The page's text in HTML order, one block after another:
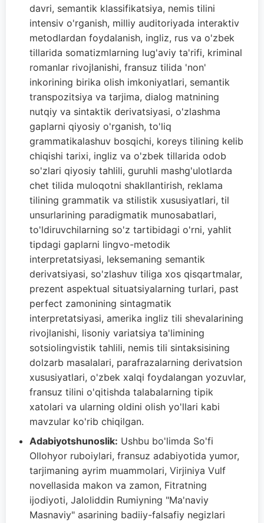
davri, semantik klassifikatsiya, nemis tilini
intensiv o'rganish, milliy auditoriyada interaktiv
metodlardan foydalanish, ingliz, rus va o'zbek
tillarida somatizmlarning lug'aviy ta'rifi, kriminal
romanlar rivojlanishi, fransuz tilida 'non'
inkorining birika olish imkoniyatlari, semantik
transpozitsiya va tarjima, dialog matnining
nutqiy va sintaktik derivatsiyasi, o'zlashma
gaplarni qiyosiy o'rganish, to'liq
grammatikalashuv bosqichi, koreys tilining kelib
chiqishi tarixi, ingliz va o'zbek tillarida odob
so'zlari qiyosiy tahlili, guruhli mashg'ulotlarda
chet tilida muloqotni shakllantirish, reklama
tilining grammatik va stilistik xususiyatlari, til
unsurlarining paradigmatik munosabatlari,
to'ldiruvchilarning so'z tartibidagi o'rni, yahlit
tipdagi gaplarni lingvo-metodik
interpretatsiyasi, leksemaning semantik
derivatsiyasi, so'zlashuv tiliga xos qisqartmalar,
prezent aspektual situatsiyalarning turlari, past
perfect zamonining sintagmatik
interpretatsiyasi, amerika ingliz tili shevalarining
rivojlanishi, lisoniy variatsiya ta'limining
sotsiolingvistik tahlili, nemis tili sintaksisining
dolzarb masalalari, parafrazalarning derivatsion
xususiyatlari, o'zbek xalqi foydalangan yozuvlar,
fransuz tilini o'qitishda talabalarning tipik
xatolari va ularning oldini olish yo'llari kabi
mavzular ko'rib chiqilgan.
Adabiyotshunoslik: Ushbu bo'limda So'fi
Ollohyor ruboiylari, fransuz adabiyotida yumor,
tarjimaning ayrim muammolari, Virjiniya Vulf
novellasida makon va zamon, Fitratning
ijodiyoti, Jaloliddin Rumiyning "Ma'naviy
Masnaviy" asarining badiiy-falsafiy negizlari